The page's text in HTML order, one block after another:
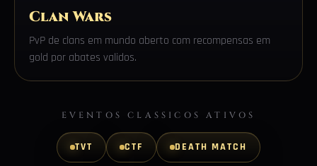
Clan Wars
PvP de clans em mundo aberto com recompensas em
gold por abates validos.
EVENTOS CLASSICOS ATIVOS
TVT CTF DEATH MATCH